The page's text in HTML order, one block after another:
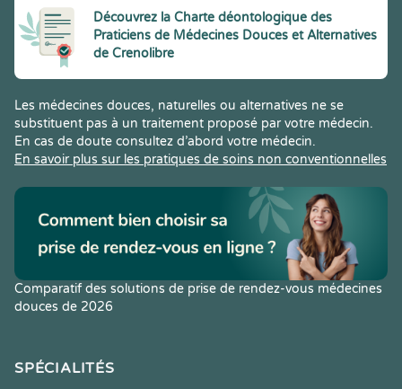
Découvrez la Charte déontologique des
Praticiens de Médecines Douces et Alternatives
de Crenolibre
Les médecines douces, naturelles ou alternatives ne se
substituent pas à un traitement proposé par votre médecin.
En cas de doute consultez d’abord votre médecin.
En savoir plus sur les pratiques de soins non conventionnelles
Comparatif des solutions de prise de rendez-vous médecines
douces de 2026
SPÉCIALITÉS